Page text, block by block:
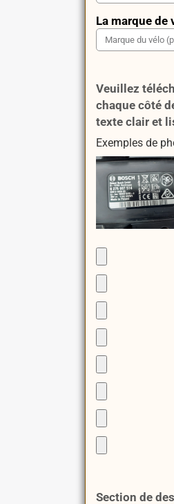
La marque de
Veuillez
chaque côté
texte clair et
Exemples de
Section de